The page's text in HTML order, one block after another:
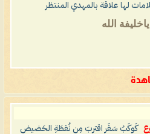
لها علاقة بالمهدي المنتظر
الله
كَوكَبُ سَقَر اقتربَ مِن نُقطَةِ الحَضيضِ